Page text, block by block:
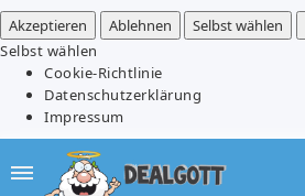
Akzeptieren
Ablehnen Selbst wählen
Selbst wählen
Cookie-Richtlinie
Datenschutzerklärung
Impressum